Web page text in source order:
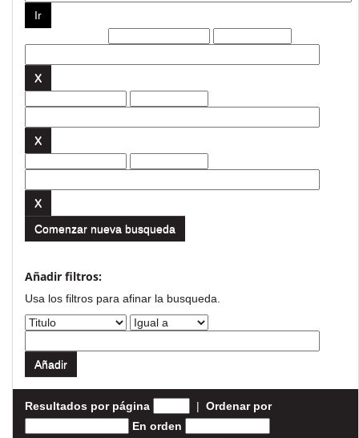
Comenzar nueva busqueda
Añadir filtros:
Usa los filtros para afinar la busqueda.
Resultados por página | Ordenar por
En orden